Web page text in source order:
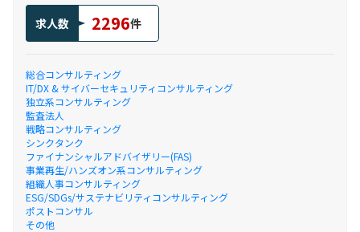
求人数 2296件
総合コンサルティング
IT/DX & サイバーセキュリティコンサルティング
独立系コンサルティング
監査法人
戦略コンサルティング
シンクタンク
ファイナンシャルアドバイザリー(FAS)
事業再生/ハンズオン系コンサルティング
組織人事コンサルティング
ESG/SDGs/サステナビリティコンサルティング
ポストコンサル
その他